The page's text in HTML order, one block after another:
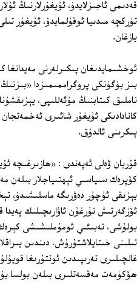
قەدىمى ئاجىزلايدۇ، ئۇيغۇرلارنىڭ
تۈركچە مىدىيا ئوقۇلمايدۇ، ئۇيغۇر
يازغان.
ئوخشىمايدىغان پىكىرلەرنى مەيدانغا
بىز بۈگۈنكى پروگراممىمىزدا
ناملىق كىتابنىڭ مۇئەللىپى،
كانادادىكى ئۇيغۇر شائىرى
پىكرىنى ئالدۇق.
قۇربان ۋەلى ئەپەندى : «ھازىرغىچە
كۆپرەك سىياسىي ئېھتىياجلار بىلەن
يېزىقى ئۇچۇر دەۋرىگە ماسلىشىدۇ،
ئۆزگەرتىش نۇرغۇن ئاۋارىچىلىك پەيدا
بولۇشى، تەبىئىي ئومۇملىشىشى
تىلىنى خىتايلاشتۇرۇش، دىندىن
غالچىلىرى تەرىپىدىن ئوتتۇرىغا
ھۆكۈمەت مەقسەتلىرى بىلەن بولسا